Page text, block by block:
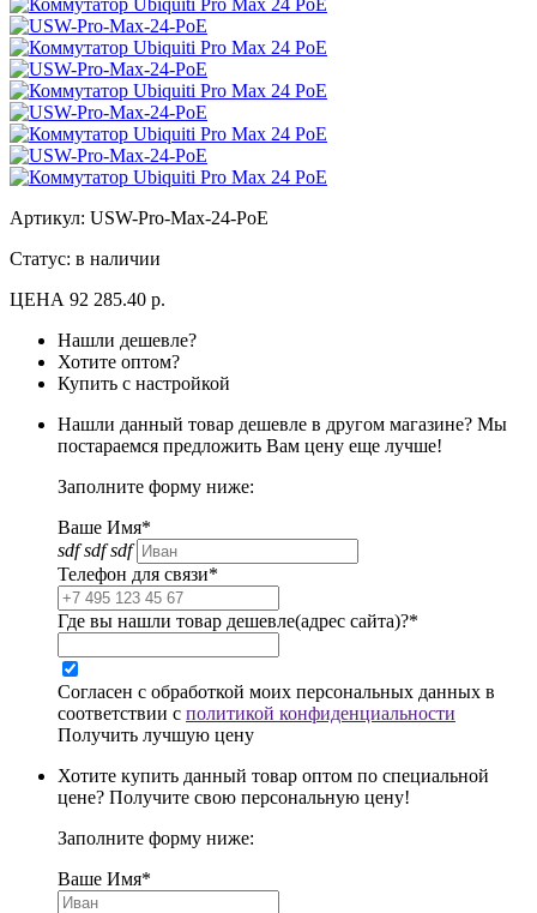
Артикул: USW-Pro-Max-24-PoE
Статус: в наличии
ЦЕНА 92 285.40 р.
Нашли дешевле?
Хотите оптом?
Купить с настройкой
Нашли данный товар дешевле в другом магазине? Мы
постараемся предложить Вам цену еще лучше!
Заполните форму ниже:
Ваше Имя*
sdf sdf sdf
Телефон для связи*
Где вы нашли товар дешевле(адрес сайта)?*
Согласен с обработкой моих персональных данных в
соответствии с политикой конфиденциальности
Получить лучшую цену
Хотите купить данный товар оптом по специальной
цене? Получите свою персональную цену!
Заполните форму ниже:
Ваше Имя*